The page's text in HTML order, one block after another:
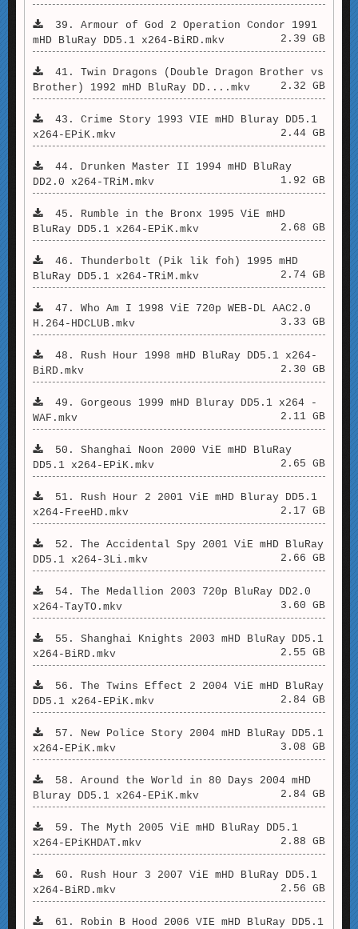
39. Armour of God 2 Operation Condor 1991
mHD BluRay DD5.1 x264-BiRD.mkv
2.39 GB
41. Twin Dragons (Double Dragon Brother vs
Brother) 1992 mHD BluRay DD....mkv
2.32 GB
43. Crime Story 1993 VIE mHD Bluray DD5.1
x264-EPiK.mkv
2.44 GB
44. Drunken Master II 1994 mHD BluRay
DD2.0 x264-TRiM.mkv
1.92 GB
45. Rumble in the Bronx 1995 ViE mHD
BluRay DD5.1 x264-EPiK.mkv
2.68 GB
46. Thunderbolt (Pik lik foh) 1995 mHD
BluRay DD5.1 x264-TRiM.mkv
2.74 GB
47. Who Am I 1998 ViE 720p WEB-DL AAC2.0
H.264-HDCLUB.mkv
3.33 GB
48. Rush Hour 1998 mHD BluRay DD5.1 x264-
BiRD.mkv
2.30 GB
49. Gorgeous 1999 mHD Bluray DD5.1 x264 -
WAF.mkv
2.11 GB
50. Shanghai Noon 2000 ViE mHD BluRay
DD5.1 x264-EPiK.mkv
2.65 GB
51. Rush Hour 2 2001 ViE mHD Bluray DD5.1
x264-FreeHD.mkv
2.17 GB
52. The Accidental Spy 2001 ViE mHD BluRay
DD5.1 x264-3Li.mkv
2.66 GB
54. The Medallion 2003 720p BluRay DD2.0
x264-TayTO.mkv
3.60 GB
55. Shanghai Knights 2003 mHD BluRay DD5.1
x264-BiRD.mkv
2.55 GB
56. The Twins Effect 2 2004 ViE mHD BluRay
DD5.1 x264-EPiK.mkv
2.84 GB
57. New Police Story 2004 mHD BluRay DD5.1
x264-EPiK.mkv
3.08 GB
58. Around the World in 80 Days 2004 mHD
Bluray DD5.1 x264-EPiK.mkv
2.84 GB
59. The Myth 2005 ViE mHD BluRay DD5.1
x264-EPiKHDAT.mkv
2.88 GB
60. Rush Hour 3 2007 ViE mHD BluRay DD5.1
x264-BiRD.mkv
2.56 GB
61. Robin B Hood 2006 VIE mHD BluRay DD5.1